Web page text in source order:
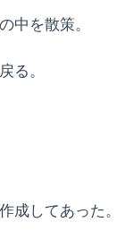
中を散策。
る。
成してあった。